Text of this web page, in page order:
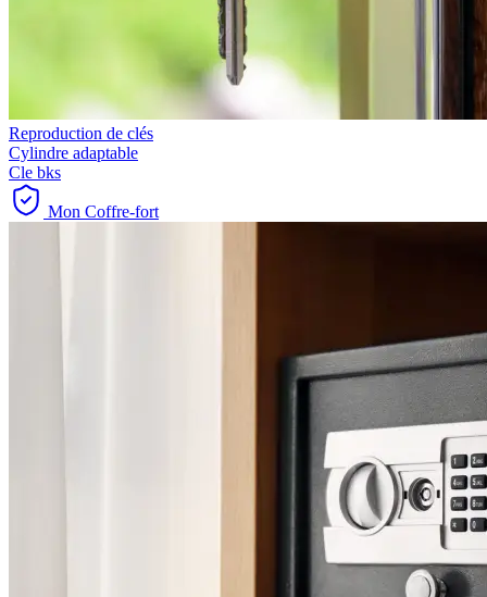
Reproduction de clés
Cylindre adaptable
Cle bks
Mon Coffre-fort